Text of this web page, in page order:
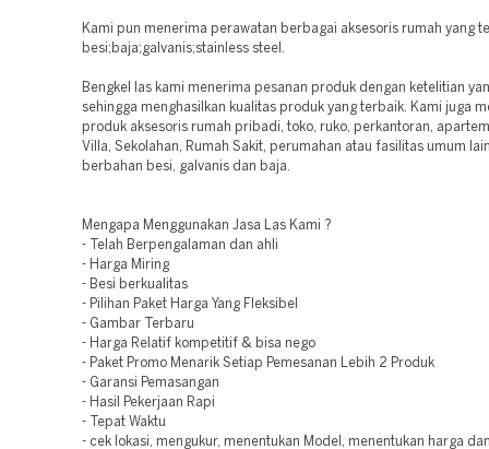
Kami pun menerima perawatan berbagai aksesoris rumah yang
besi;baja;galvanis;stainless steel.
Bengkel las kami menerima pesanan produk dengan ketelitian
sehingga menghasilkan kualitas produk yang terbaik. Kami juga
produk aksesoris rumah pribadi, toko, ruko, perkantoran,
Villa, Sekolahan, Rumah Sakit, perumahan atau fasilitas umum
berbahan besi, galvanis dan baja.
Mengapa Menggunakan Jasa Las Kami ?
- Telah Berpengalaman dan ahli
- Harga Miring
- Besi berkualitas
- Pilihan Paket Harga Yang Fleksibel
- Gambar Terbaru
- Harga Relatif kompetitif & bisa nego
- Paket Promo Menarik Setiap Pemesanan Lebih 2 Produk
- Garansi Pemasangan
- Hasil Pekerjaan Rapi
- Tepat Waktu
- cek lokasi, mengukur, menentukan Model, menentukan harga